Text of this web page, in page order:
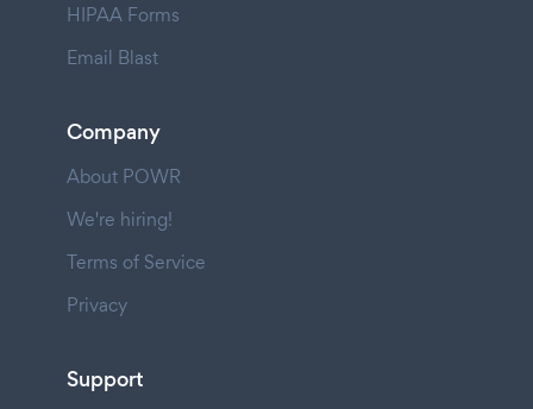
HIPAA Forms
Email Blast
Company
About POWR
We're hiring!
Terms of Service
Privacy
Support